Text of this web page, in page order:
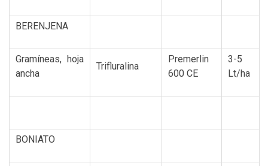
BERENJENA
Gramíneas, hoja
ancha
Trifluralina
Premerlin
600 CE
3-5
Lt/ha
BONIATO